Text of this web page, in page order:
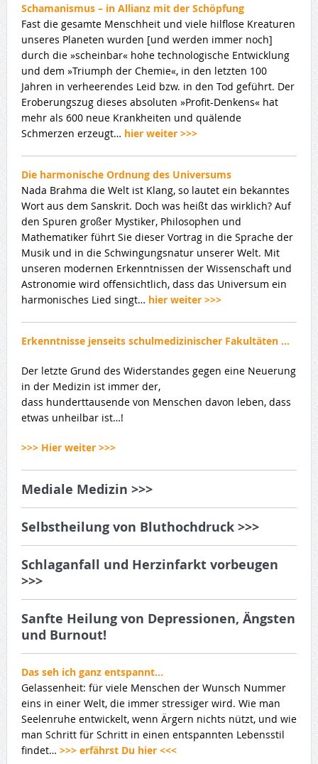
Schamanismus – in Allianz mit der Schöpfung
Fast die gesamte Menschheit und viele hilflose Kreaturen
unseres Planeten wurden [und werden immer noch]
durch die »scheinbar« hohe technologische Entwicklung
und dem »Triumph der Chemie«, in den letzten 100
Jahren in verheerendes Leid bzw. in den Tod geführt. Der
Eroberungszug dieses absoluten »Profit-Denkens« hat
mehr als 600 neue Krankheiten und quälende
Schmerzen erzeugt… hier weiter >>>
Die harmonische Ordnung des Universums
Nada Brahma die Welt ist Klang, so lautet ein bekanntes
Wort aus dem Sanskrit. Doch was heißt das wirklich? Auf
den Spuren großer Mystiker, Philosophen und
Mathematiker führt Sie dieser Vortrag in die Sprache der
Musik und in die Schwingungsnatur unserer Welt. Mit
unseren modernen Erkenntnissen der Wissenschaft und
Astronomie wird offensichtlich, dass das Universum ein
harmonisches Lied singt… hier weiter >>>
Erkenntnisse jenseits schulmedizinischer Fakultäten …
Der letzte Grund des Widerstandes gegen eine Neuerung
in der Medizin ist immer der,
dass hunderttausende von Menschen davon leben, dass
etwas unheilbar ist…!
>>> Hier weiter >>>
Mediale Medizin >>>
Selbstheilung von Bluthochdruck >>>
Schlaganfall und Herzinfarkt vorbeugen
>>>
Sanfte Heilung von Depressionen, Ängsten
und Burnout!
Das seh ich ganz entspannt…
Gelassenheit: für viele Menschen der Wunsch Nummer
eins in einer Welt, die immer stressiger wird. Wie man
Seelenruhe entwickelt, wenn Ärgern nichts nützt, und wie
man Schritt für Schritt in einen entspannten Lebensstil
findet… >>> erfährst Du hier <<<